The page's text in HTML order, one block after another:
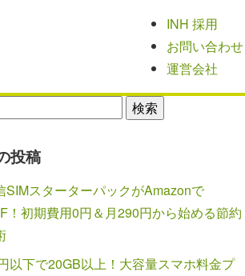
INH 採用
お問い合わせ
運営会社
投稿
SIMスターターパックがAmazonで
！初期費用0円＆月290円から始める節約
以下で20GB以上！大容量スマホ料金プ